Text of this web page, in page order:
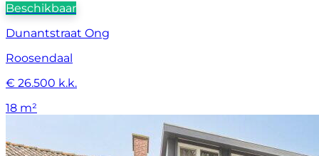
Beschikbaar
Dunantstraat Ong
Roosendaal
€ 26.500 k.k.
18 m²